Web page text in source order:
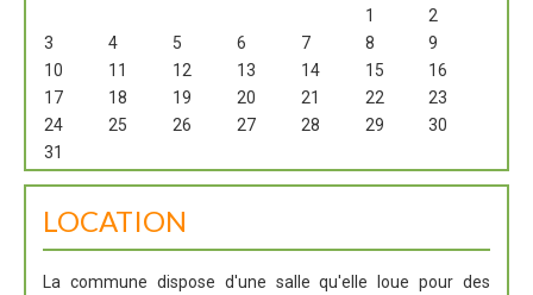
1
2
3
4 5 6 7 8
9
10
11 12 13 14 15
16
17
18 19 20 21 22
23
24
25 26 27 28 29
30
31
LOCATION
La commune dispose d'une salle qu'elle loue pour des